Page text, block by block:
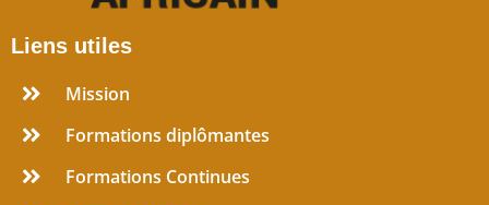
Liens utiles
Mission
Formations diplômantes
Formations Continues